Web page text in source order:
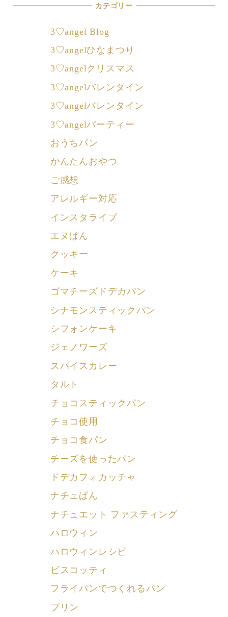
カテゴリー
3♡angel Blog
3♡angelひなまつり
3♡angelクリスマス
3♡angelバレンタイン
3♡angelバレンタイン
3♡angelパーティー
おうちパン
かんたんおやつ
ご感想
アレルギー対応
インスタライブ
エヌぱん
クッキー
ケーキ
ゴマチーズドデカパン
シナモンスティックパン
シフォンケーキ
ジェノワーズ
スパイスカレー
タルト
チョコスティックパン
チョコ使用
チョコ食パン
チーズを使ったパン
ドデカフォカッチャ
ナチュぱん
ナチュエット ファスティング
ハロウィン
ハロウィンレシピ
ビスコッティ
フライパンでつくれるパン
プリン